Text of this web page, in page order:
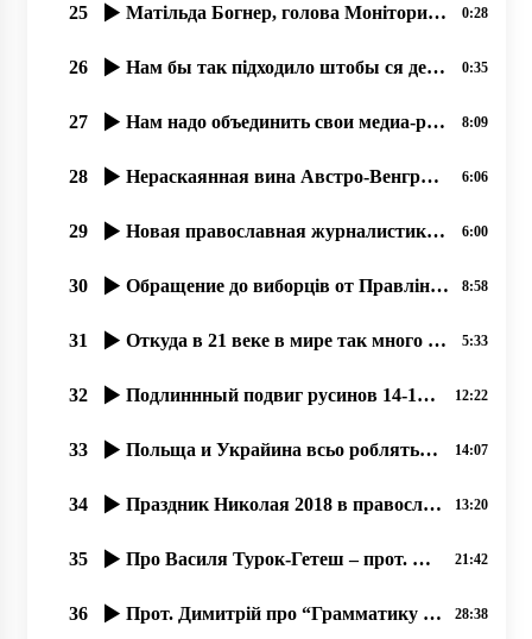
25 Матільда Богнер, голова Моніторингової місії ООН з прав людини в України 17 09 2019 0:28
26 Нам бы так підходило штобы ся держава збереглася, ми в ній тулько много надій поклали 0:35
27 Нам надо объединить свои медиа-ресурсы, 25.06.2020 8:09
28 Нераскаянная вина Австро-Венгрии перед русинами (1914-1918) 6:06
29 Новая православная журналистика, как следствие гонений на Православную Церковь. 02.07.2020 6:00
30 Обращение до виборців от Правління тов. ім. Кирила та Мефодія, Ужгород. 24.06.20. 8:58
31 Откуда в 21 веке в мире так много узурпаторов власти؟ 5:33
32 Подлиннный подвиг русинов 14-15 марта 1939 года, остановивших гос. переворот. 12:22
33 Польща и Украйина всьо роблять обы їх злочины против мирных русинов не открылися. .. 07.2020 14:07
34 Праздник Николая 2018 в православном соборҍ г. Ужгород. 13:20
35 Про Василя Турок-Гетеш – прот. Димитрій Сидор. 24.01.2020 21:42
36 Прот. Димитрій про “Грамматику живого русинського языка“ Ч,2 од21.11.2019 28:38